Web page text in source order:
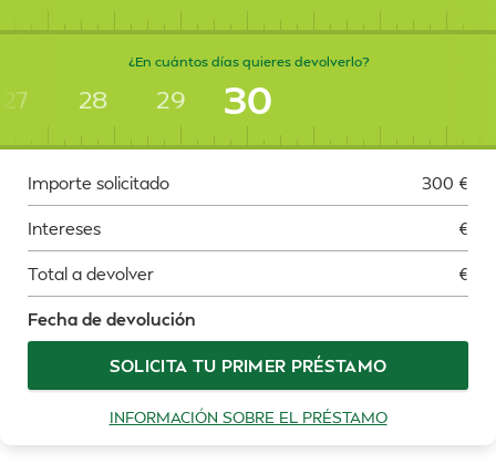
¿En cuántos días quieres devolverlo?
27 28 29 30
Importe solicitado 300 €
Intereses €
Total a devolver €
Fecha de devolución
SOLICITA TU PRIMER PRÉSTAMO
INFORMACIÓN SOBRE EL PRÉSTAMO